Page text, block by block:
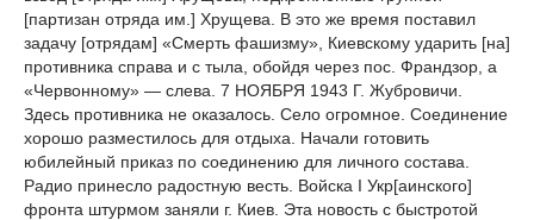
[партизан отряда им.] Хрущева. В это же время поставил
задачу [отрядам] «Смерть фашизму», Киевскому ударить [на]
противника справа и с тыла, обойдя через пос. Франдзор, а
«Червонному» — слева. 7 НОЯБРЯ 1943 Г. Жубровичи.
Здесь противника не оказалось. Село огромное. Соединение
хорошо разместилось для отдыха. Начали готовить
юбилейный приказ по соединению для личного состава.
Радио принесло радостную весть. Войска I Укр[аинского]
фронта штурмом заняли г. Киев. Эта новость с быстротой